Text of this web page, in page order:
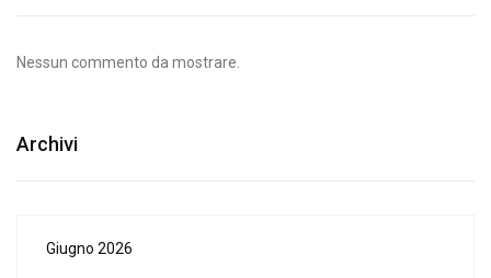
Nessun commento da mostrare.
Archivi
Giugno 2026